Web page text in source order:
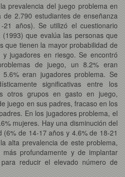
prevalencia del juego problema en
2.790 estudiantes de enseñanza
años). Se utilizó el cuestionario
que evalúa las personas que
que tienen la mayor probabilidad de
jugadores en riesgo. Se encontró
de juego, un 8.2% eran
eran jugadores problema. Se
significativas entre los
otros grupos en gasto en juego,
juego en sus padres, fracaso en los
En los jugadores problema, el
mujeres. Hay una disminución del
de 14-17 años y 4.6% de 18-21
alta prevalencia de este problema,
profundamente y de implantar
reducir el elevado número de